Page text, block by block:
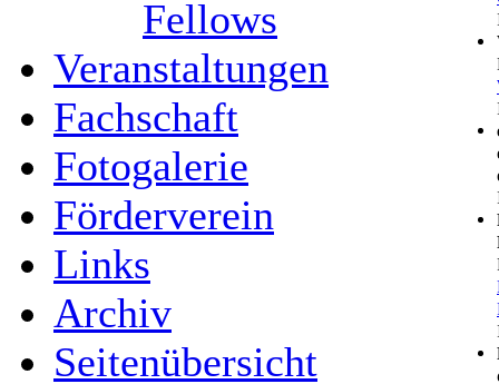
Fellows
Veranstaltungen
Fachschaft
Fotogalerie
Förderverein
Links
Archiv
Seitenübersicht